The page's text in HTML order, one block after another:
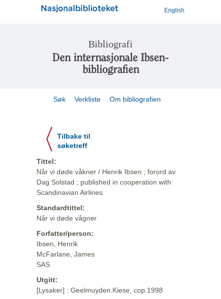
English
Bibliografi
Den internasjonale Ibsen-
bibliografien
Søk Verkliste Om bibliografien
Tilbake til
søketreff
Tittel:
Når vi døde våkner / Henrik Ibsen ; forord av
Dag Solstad ; published in cooperation with
Scandinavian Airlines
Standardtittel:
Når vi døde vågner
Forfatter/person:
Ibsen, Henrik
McFarlane, James
SAS
Utgitt:
[Lysaker] : Geelmuyden.Kiese, cop.1998